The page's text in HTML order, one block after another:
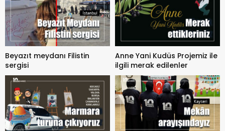
Beyazıt meydanı Filistin
sergisi
Anne Yani Kudüs Projemiz ile
ilgili merak edilenler